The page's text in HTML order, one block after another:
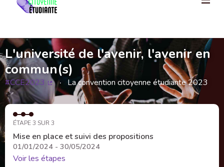
L'université de l'avenir, l'avenir en
commun(s)
#CCE2023
(Lien externe)
La convention citoyenne étudiante 2023
ÉTAPE 3 SUR 3
Mise en place et suivi des propositions
01/01/2024 - 30/05/2024
Voir les étapes